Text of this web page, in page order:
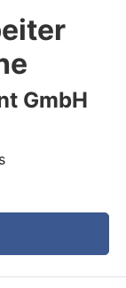
GmbH